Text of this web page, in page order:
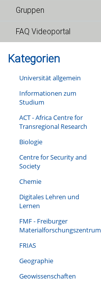
Gruppen
FAQ Videoportal
Kategorien
Universität allgemein
Informationen zum
Studium
ACT - Africa Centre for
Transregional Research
Biologie
Centre for Security and
Society
Chemie
Digitales Lehren und
Lernen
FMF - Freiburger
Materialforschungszentrum
FRIAS
Geographie
Geowissenschaften